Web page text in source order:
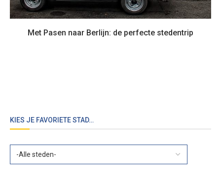
Met Pasen naar Berlijn: de perfecte stedentrip
KIES JE FAVORIETE STAD…